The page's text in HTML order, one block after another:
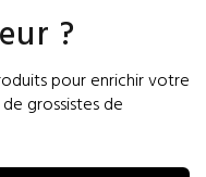
?
pour enrichir votre
grossistes de